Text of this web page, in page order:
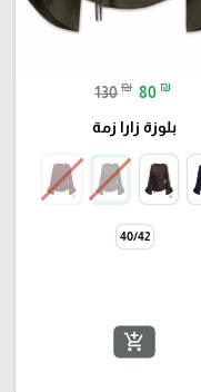
130 ₪ 80 ₪
بلوزة زارا زمة
‏40/42
add_shopping_cart